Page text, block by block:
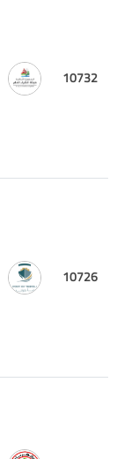
10732
10726